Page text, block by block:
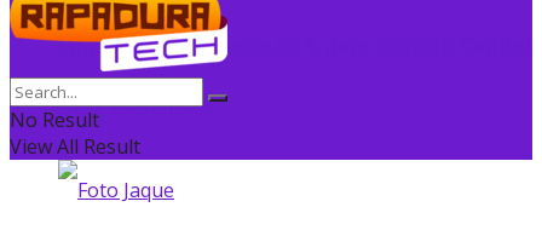
Flightradar24 vende 35% para Sprints Capital
para expansão
No Result
View All Result